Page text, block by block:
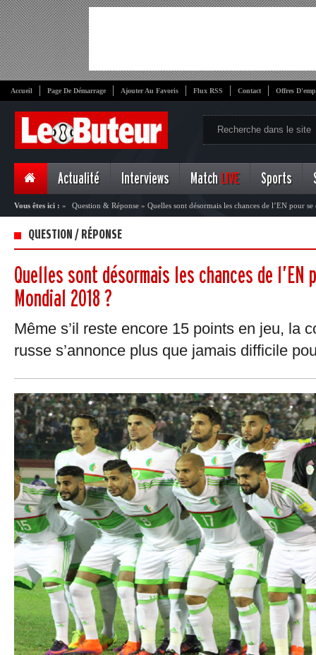
Accueil Page De Démarrage Ajouter Au Favoris Flux RSS Contact Offres
Actualité Interviews Match LIVE Sports
Vous êtes ici : » Question & Réponse » Quelles sont désormais les chances de l’EN pour
QUESTION / RÉPONSE
Quelles sont désormais les chances de l’EN
Mondial 2018 ?
Même s’il reste encore 15 points en jeu, la
russe s’annonce plus que jamais difficile